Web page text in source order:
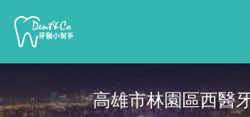
高雄市林園區西醫